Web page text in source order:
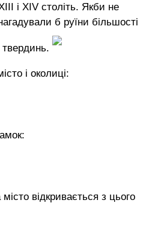
і XIV століть. Якби не
б руїни більшості
і околиці:
відкривається з цього